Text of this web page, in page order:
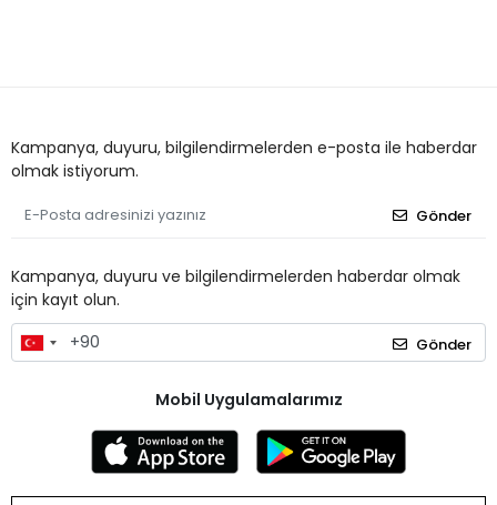
Kampanya, duyuru, bilgilendirmelerden e-posta ile haberdar
olmak istiyorum.
Gönder
Kampanya, duyuru ve bilgilendirmelerden haberdar olmak
için kayıt olun.
Gönder
Mobil Uygulamalarımız